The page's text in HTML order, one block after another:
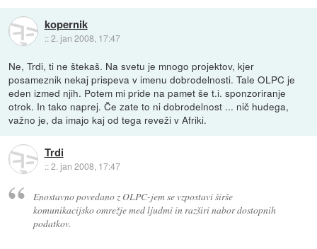
kopernik
::2. jan 2008, 17:47
Ne, Trdi, ti ne štekaš. Na svetu je mnogo projektov, kjer
posameznik nekaj prispeva v imenu dobrodelnosti. Tale OLPC je
eden izmed njih. Potem mi pride na pamet še t.i. sponzoriranje
otrok. In tako naprej. Če zate to ni dobrodelnost ... nič hudega,
važno je, da imajo kaj od tega reveži v Afriki.
Trdi
::2. jan 2008, 17:47
Enostavno povedano z OLPC-jem se vzpostavi širše
komunikacijsko omrežje med ljudmi in razširi nabor dostopnih
podatkov.